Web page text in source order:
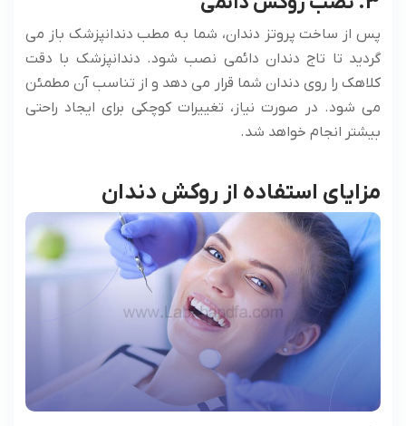
پس از ساخت پروتز دندان، شما به مطب دندانپزشک باز می
گردید تا تاج دندان دائمی نصب شود. دندانپزشک با دقت
کلاهک را روی دندان شما قرار می دهد و از تناسب آن مطمئن
می شود. در صورت نیاز، تغییرات کوچکی برای ایجاد راحتی
بیشتر انجام خواهد شد.
مزایای استفاده از روکش دندان